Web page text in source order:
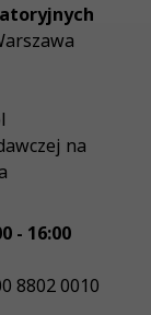
na
- 16:00
8802 0010